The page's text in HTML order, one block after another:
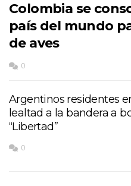
Colombia se
país del mundo
de aves
0
Argentinos residentes
lealtad a la bandera a
“Libertad”
0